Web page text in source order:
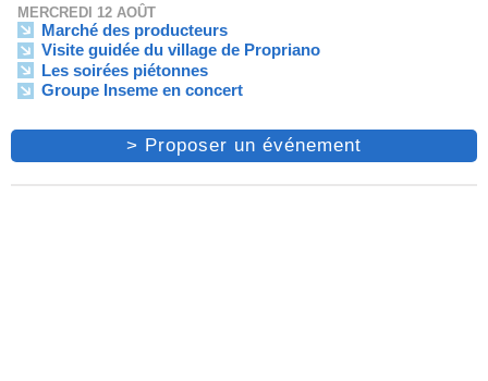
MERCREDI 12 AOÛT
Marché des producteurs
Visite guidée du village de Propriano
Les soirées piétonnes
Groupe Inseme en concert
> Proposer un événement